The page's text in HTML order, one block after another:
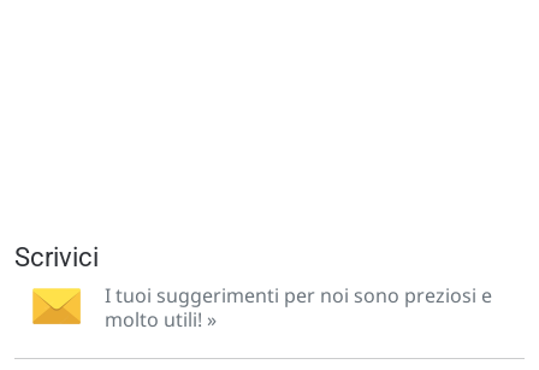
Scrivici
I tuoi suggerimenti per noi sono preziosi e
molto utili! »